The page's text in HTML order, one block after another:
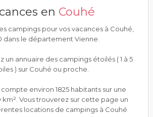
en Couhé
campings pour vos vacances à Couhé,
dans le département Vienne.
un annuaire des campings étoilés ( 1 à 5
) sur Couhé ou proche.
environ 1825 habitants sur une
Vous trouverez sur cette page un
locations de campings à Couhé